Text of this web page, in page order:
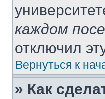
каждом
отключил
Вернуться к
» Как